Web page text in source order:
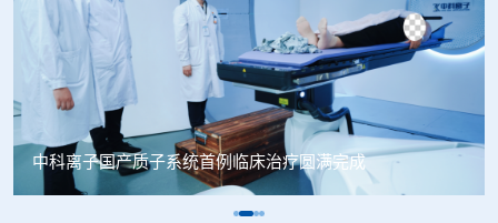
韩国忠清北道上半年农水产品放射性检测结果达标